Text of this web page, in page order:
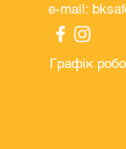
e-mail:
Графік